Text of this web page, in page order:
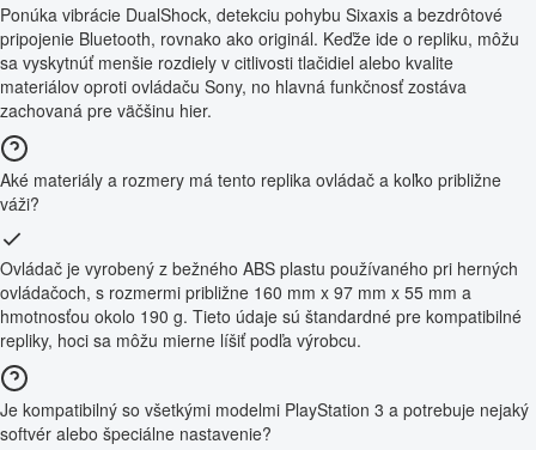
Ponúka vibrácie DualShock, detekciu pohybu Sixaxis a bezdrôtové
pripojenie Bluetooth, rovnako ako originál. Keďže ide o repliku, môžu
sa vyskytnúť menšie rozdiely v citlivosti tlačidiel alebo kvalite
materiálov oproti ovládaču Sony, no hlavná funkčnosť zostáva
zachovaná pre väčšinu hier.
Aké materiály a rozmery má tento replika ovládač a koľko približne
váži?
Ovládač je vyrobený z bežného ABS plastu používaného pri herných
ovládačoch, s rozmermi približne 160 mm x 97 mm x 55 mm a
hmotnosťou okolo 190 g. Tieto údaje sú štandardné pre kompatibilné
repliky, hoci sa môžu mierne líšiť podľa výrobcu.
Je kompatibilný so všetkými modelmi PlayStation 3 a potrebuje nejaký
softvér alebo špeciálne nastavenie?